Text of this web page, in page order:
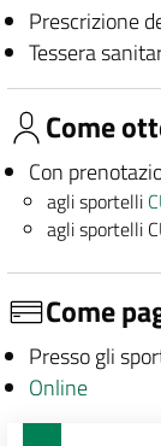
Prescrizione
Tessera
Come
Con
agli sportelli
agli sportelli
Come
Presso gli
Online